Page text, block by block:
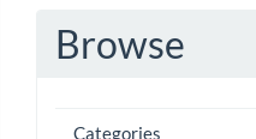
Browse
Categories